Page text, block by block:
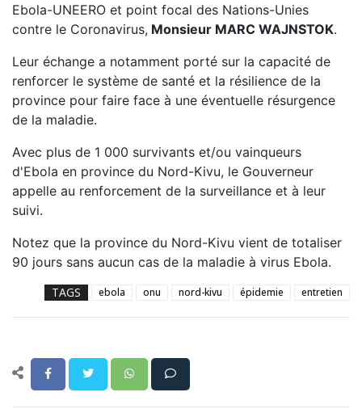
Ebola-UNEERO et point focal des Nations-Unies
contre le Coronavirus, Monsieur MARC WAJNSTOK.
Leur échange a notamment porté sur la capacité de
renforcer le système de santé et la résilience de la
province pour faire face à une éventuelle résurgence
de la maladie.
Avec plus de 1 000 survivants et/ou vainqueurs
d'Ebola en province du Nord-Kivu, le Gouverneur
appelle au renforcement de la surveillance et à leur
suivi.
Notez que la province du Nord-Kivu vient de totaliser
90 jours sans aucun cas de la maladie à virus Ebola.
TAGS ebola onu nord-kivu épidemie entretien